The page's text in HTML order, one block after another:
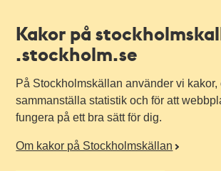
Kakor på
.stockholm.se
På Stockholmskällan använder vi kakor,
sammanställa statistik och för att
fungera på ett bra sätt för dig.
Om kakor på Stockholmskällan